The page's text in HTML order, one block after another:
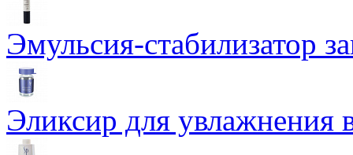
Эмульсия-стабилизатор
Эликсир для увлажнения